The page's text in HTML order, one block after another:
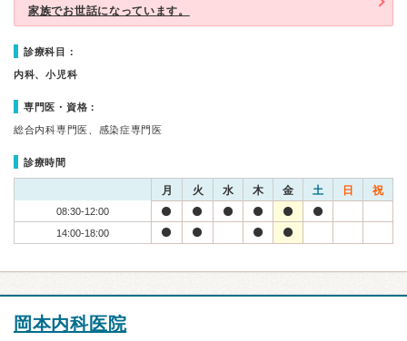
家族でお世話になっています。
診療科目：
内科、小児科
専門医・資格：
総合内科専門医、感染症専門医
診療時間
月 火 水 木 金 土 日 祝
08:30-12:00
14:00-18:00
岡本内科医院